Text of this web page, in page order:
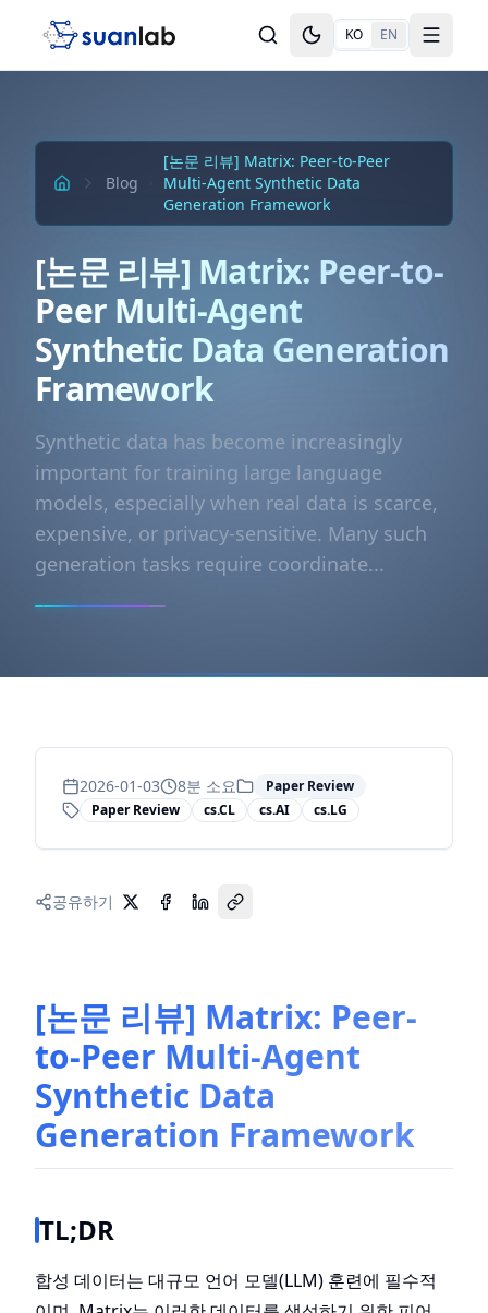
Toggle theme
KO EN Toggle
Blog
[논문 리뷰] Matrix: Peer-to-Peer
Multi-Agent Synthetic Data
Generation Framework
[논문 리뷰] Matrix: Peer-to-
Peer Multi-Agent
Synthetic Data Generation
Framework
Synthetic data has become increasingly
important for training large language
models, especially when real data is scarce,
expensive, or privacy-sensitive. Many such
generation tasks require coordinate...
2026-01-03 8분 소요
Paper Review
Paper Review
cs.CL cs.AI cs.LG
공유하기
[논문 리뷰] Matrix: Peer-
to-Peer Multi-Agent
Synthetic Data
Generation Framework
TL;DR
합성 데이터는 대규모 언어 모델(LLM) 훈련에 필수적